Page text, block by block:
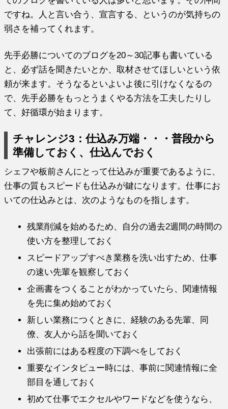
ですね。人と言い合う、宣言する、
というのが気持ちの
弱さを補ってくれます。
先手必勝についてのブログを20～30記事も書いている
と、 必ず話を聞きたいとか、取材させてほしいという依
頼が来ます。 そうなるといよいよ後に引けなくなるの
で、 先手必勝をもっとうまくやる方法を工夫したりし
て、好循環が始まります。
チャレンジ3：仕込み万端・・・普段から
準備しておく、仕込んでおく
シェフや板前さんにとって仕込みが重要であるように、
仕事の質もスピードも仕込みが鍵になります。仕事にお
いての仕込みとは、次のようなものを指します。
残業削減を始めるため、 自分の過去2週間の時間の
使い方を整理しておく
スピードアップすべき業務を洗い出すため、仕事
の速い先輩を観察しておく
企画書をつくることがわかっていたら、 関連情報
を先に集め始めておく
新しい業務につくときに、経験のある先輩、同
僚、友人から話を聞いておく
出張前にはある程度の下調べをしておく
重要なインタビュー時には、事前に関連情報に全
部目を通しておく
初めて仕事でエクセルやワードなどを使うなら、